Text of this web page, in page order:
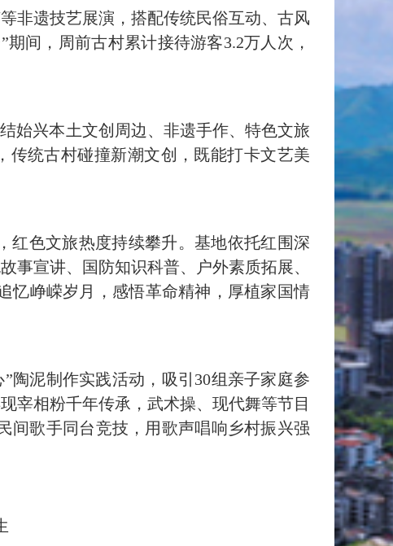
非遗技艺展演，搭配传统民俗互动、古风
”期间，周前古村累计接待游客3.2万人次，
始兴本土文创周边、非遗手作、特色文旅
传统古村碰撞新潮文创，既能打卡文艺美
红色文旅热度持续攀升。基地依托红围深
事宣讲、国防知识科普、户外素质拓展、
忆峥嵘岁月，感悟革命精神，厚植家国情
陶泥制作实践活动，吸引30组亲子家庭参
宰相粉千年传承，武术操、现代舞等节目
间歌手同台竞技，用歌声唱响乡村振兴强